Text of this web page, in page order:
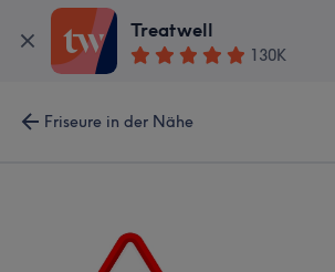
Treatwell
130K
Friseure in der Nähe